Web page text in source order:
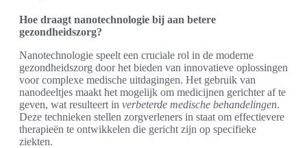
Hoe draagt nanotechnologie bij aan betere
gezondheidszorg?
Nanotechnologie speelt een cruciale rol in de moderne
gezondheidszorg door het bieden van innovatieve oplossingen
voor complexe medische uitdagingen. Het gebruik van
nanodeeltjes maakt het mogelijk om medicijnen gerichter af te
geven, wat resulteert in verbeterde medische behandelingen.
Deze technieken stellen zorgverleners in staat om effectievere
therapieën te ontwikkelen die gericht zijn op specifieke
ziekten.